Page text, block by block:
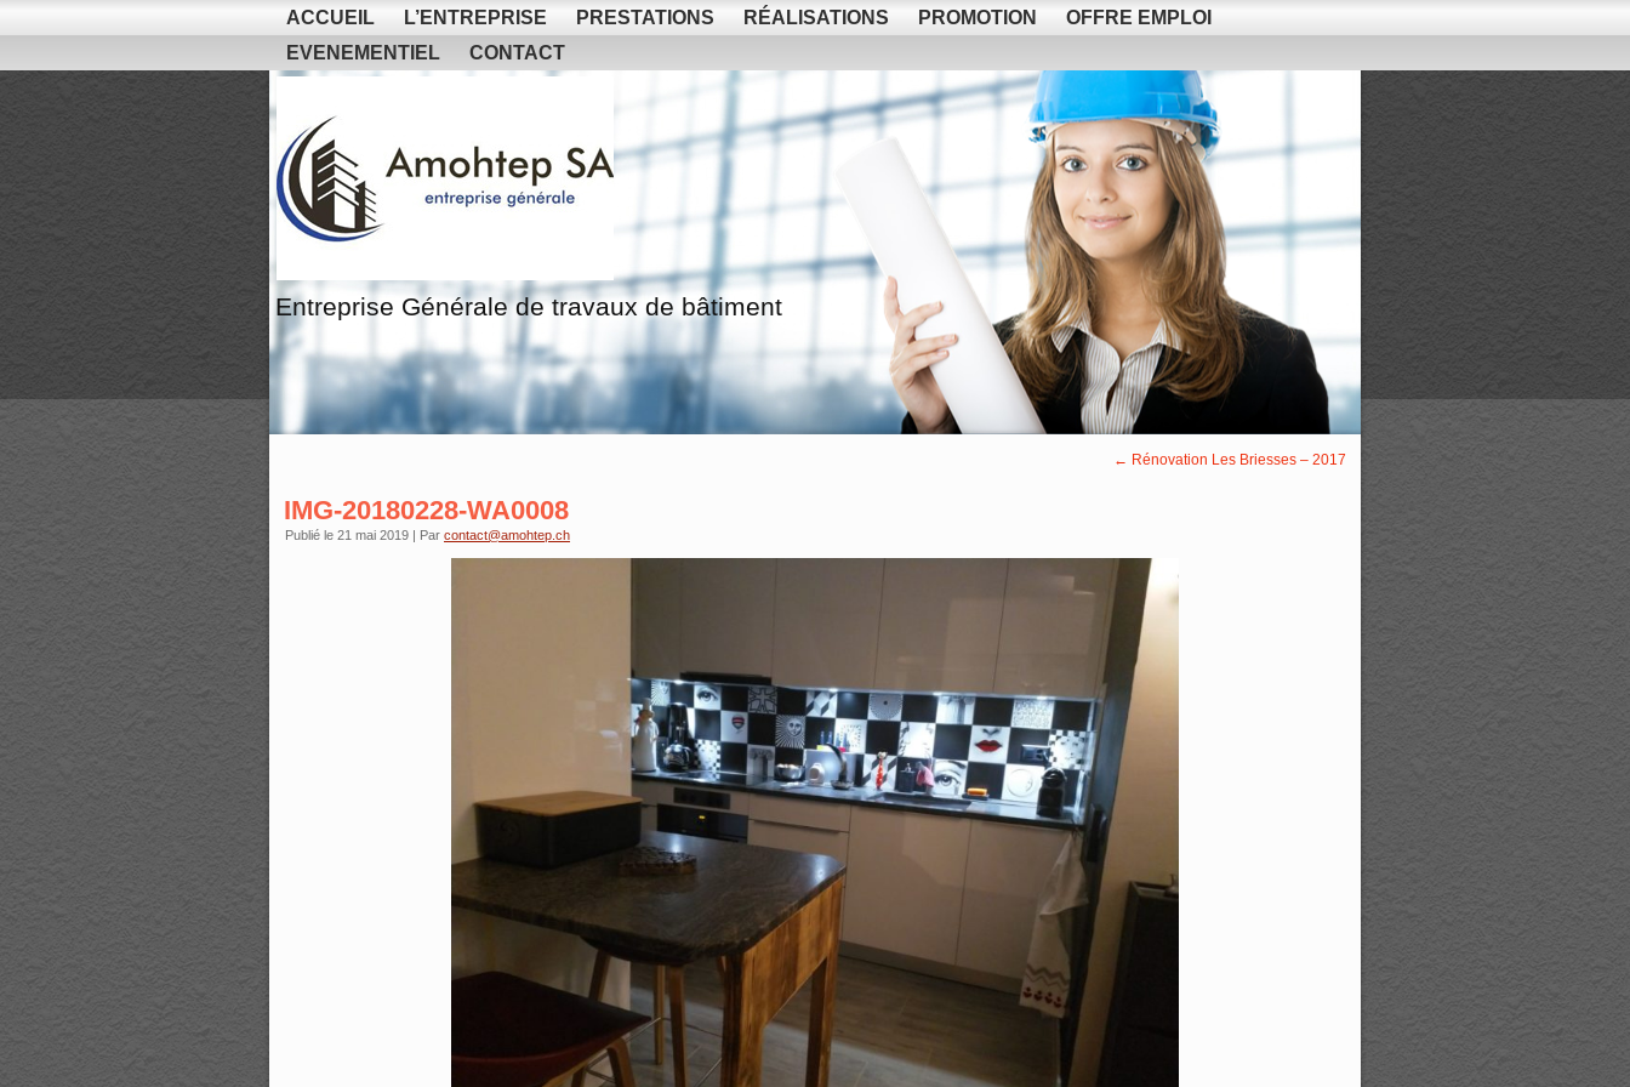
ACCUEIL L’ENTREPRISE PRESTATIONS RÉALISATIONS PROMOTION
OFFRE EMPLOI
EVENEMENTIEL
CONTACT
Entreprise Générale de travaux de bâtiment
← Rénovation Les Briesses – 2017
IMG-20180228-WA0008
Publié le 21 mai 2019 | Par contact@amohtep.ch